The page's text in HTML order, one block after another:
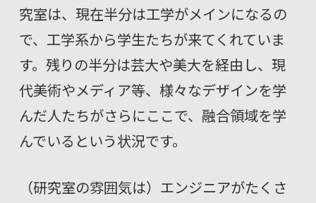
究室は、現在半分は工学がメインになるの
で、工学系から学生たちが来てくれていま
す。残りの半分は芸大や美大を経由し、現
代美術やメディア等、様々なデザインを学
んだ人たちがさらにここで、融合領域を学
んでいるという状況です。
（研究室の雰囲気は）エンジニアがたくさ